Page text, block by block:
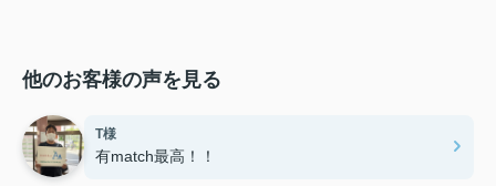
他のお客様の声を見る
T様
有match最高！！